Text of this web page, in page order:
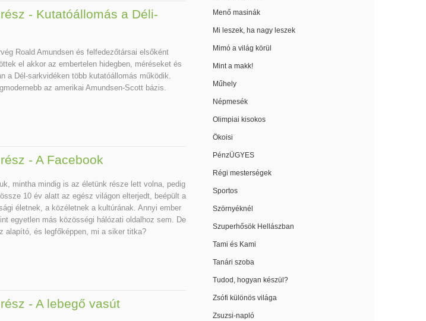
- Kutatóállomás a Déli-
Roald Amundsen és felfedezőtársai elsőként
el akkor az embertelen hidegben, méréseket és
a Dél-sarkvidéken több kutatóállomás működik.
az amerikai Amundsen-Scott bázis.
- A Facebook
mintha mindig is az életünk része lett volna, pedig
10 év alatt az egész világon elterjedt, beépült a
életnek, a közéletnek a kultúrának. Annyi ember
egyetlen más közösségi hálózati oldalhoz sem. De
alapító, és legfőképpen, mi a siker titka?
- A lebegő vasút
Menő masinák
Mi leszek, ha nagy leszek
Mimó a világ körül
Mint a makk!
Műhely
Népmesék
Olimpiai kisokos
Ökoisi
PénzÜGYES
Régi mesterségek
Sportos
Szörnyéknél
Szuperhősök Hellászban
Tami és Kami
Tanári szoba
Tudod, hogyan készül?
Zsófi különös világa
Zsuzsi-napló